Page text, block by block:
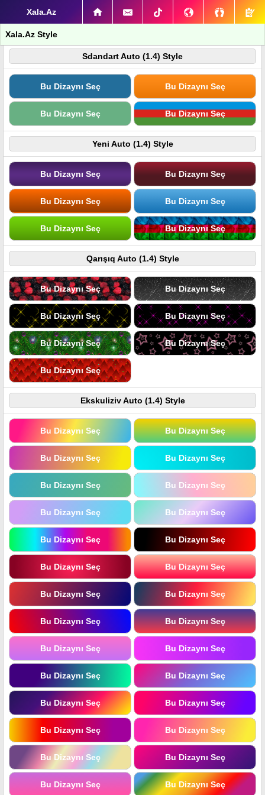
Xala.Az
Xala.Az Style
Sdandart Auto (1.4) Style
Bu Dizaynı Seç Bu Dizaynı Seç
Bu Dizaynı Seç Bu Dizaynı Seç
Yeni Auto (1.4) Style
Bu Dizaynı Seç Bu Dizaynı Seç
Bu Dizaynı Seç Bu Dizaynı Seç
Bu Dizaynı Seç Bu Dizaynı Seç
Qarışıq Auto (1.4) Style
Bu Dizaynı Seç Bu Dizaynı Seç
Bu Dizaynı Seç Bu Dizaynı Seç
Bu Dizaynı Seç Bu Dizaynı Seç
Bu Dizaynı Seç
Ekskuliziv Auto (1.4) Style
Bu Dizaynı Seç Bu Dizaynı Seç
Bu Dizaynı Seç Bu Dizaynı Seç
Bu Dizaynı Seç Bu Dizaynı Seç
Bu Dizaynı Seç Bu Dizaynı Seç
Bu Dizaynı Seç Bu Dizaynı Seç
Bu Dizaynı Seç Bu Dizaynı Seç
Bu Dizaynı Seç Bu Dizaynı Seç
Bu Dizaynı Seç Bu Dizaynı Seç
Bu Dizaynı Seç Bu Dizaynı Seç
Bu Dizaynı Seç Bu Dizaynı Seç
Bu Dizaynı Seç Bu Dizaynı Seç
Bu Dizaynı Seç Bu Dizaynı Seç
Bu Dizaynı Seç Bu Dizaynı Seç
Bu Dizaynı Seç Bu Dizaynı Seç